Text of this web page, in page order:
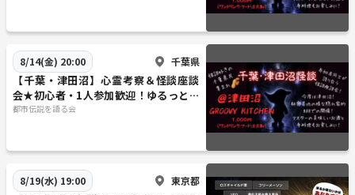
心霊体験、正夢、予知夢、悪夢、悪霊、悪魔、エクソシズム、金縛り、
臨死体験、幽体離脱、ドッペルゲンガー、生き霊、人怖、実話怪談、ル
ポルタージュ怪談、妖怪、伝説、伝承、因習、座敷牢、人柱、呪い、丑
の刻参り、呪物、呪術、黒ミサ、魔女狩り、降霊術、事故物件、心理的
瑕疵物件、心霊スポット、心霊写真、ホラー映画、Jホラー、黒澤清、
江戸川乱歩、小泉八雲、泉鏡花、柳田國男、荒俣宏、エドガー・アラ
ン・ポー、スティーブン・キング、ティム・バートン、エドワード・ゴ
ーリー、水木しげる、伊藤潤二、楳図かずお、平山夢明、鈴木光司、川
奈まり子、岩井志麻子、京極夏彦、田辺青蛙、西浦和也、稲川淳二、桜
金造、北野誠、中山市朗、竹内義和、山口敏太郎、角由紀子、ぁみ、村
8/14(金) 20:00 千葉県
【千葉・津田沼】心霊考察＆怪談座談
会★初心者・1人参加歓迎！ゆるっと不
思議を語る夏の夜♪
都市伝説を語る会
8/19(水) 19:00 東京都